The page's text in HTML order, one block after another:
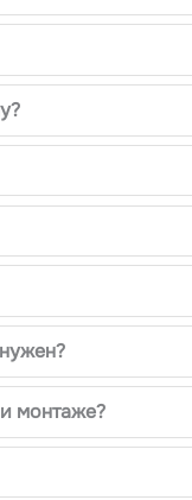
монтаже?